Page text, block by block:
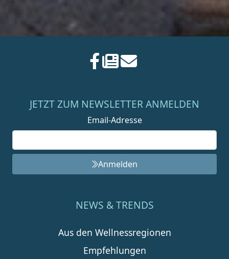
JETZT ZUM NEWSLETTER ANMELDEN
Email-Adresse
Anmelden
NEWS & TRENDS
Aus den Wellnessregionen
Empfehlungen